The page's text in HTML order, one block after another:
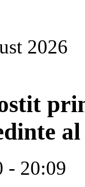
2026
- 20:09